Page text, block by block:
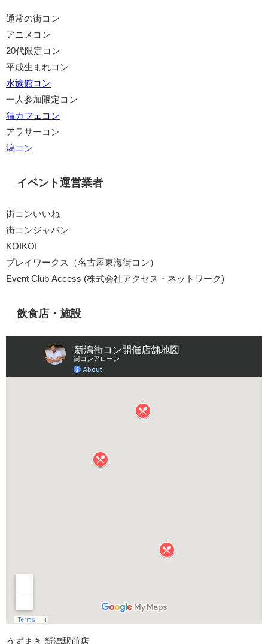
通常の街コン
アニメコン
20代限定コン
平成生まれコン
水族館コン
一人参加限定コン
猫カフェコン
アラサーコン
潟コン
イベント運営業者
街コンいいね
街コンジャパン
KOIKOI
プレイワークス（名古屋東海街コン）
Event Club Access (株式会社アクセス・ネットワーク)
飲食店・施設
うずまき 新潟駅前店